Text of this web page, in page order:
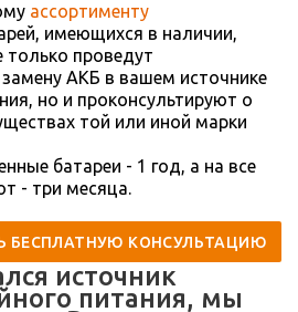
ассортименту
имеющихся в наличии,
только проведут
АКБ в вашем источнике
но и проконсультируют о
той или иной марки
батареи - 1 год, а на все
- три месяца.
БЕСПЛАТНУЮ КОНСУЛЬТАЦИЮ
источник
питания, мы